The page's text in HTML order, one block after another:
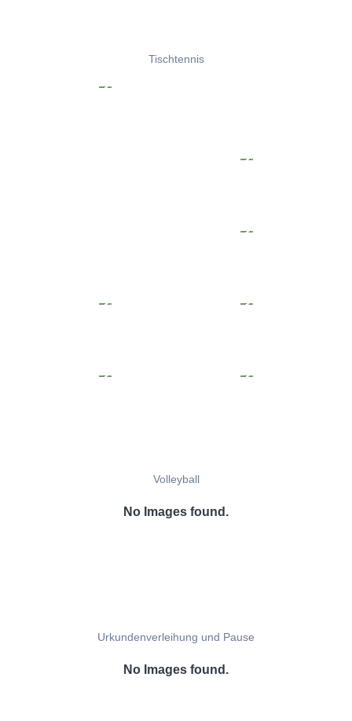
Tischtennis
Volleyball
No Images found.
Urkundenverleihung und Pause
No Images found.